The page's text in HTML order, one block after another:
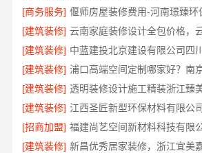
[商务服务]
[建筑装修]
[建筑装修]
[建筑装修]
[建筑装修]
[建筑装修]
[招商加盟]
[建筑装修]